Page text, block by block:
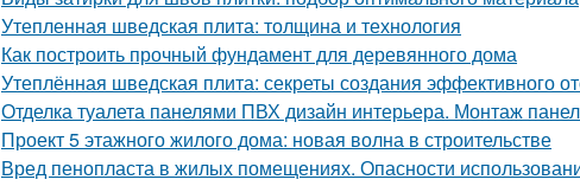
Утепленная шведская плита: толщина и технология
Как построить прочный фундамент для деревянного дома
Утеплённая шведская плита: секреты создания эффективного
Отделка туалета панелями ПВХ дизайн интерьера. Монтаж
Проект 5 этажного жилого дома: новая волна в строительстве
Вред пенопласта в жилых помещениях. Опасности